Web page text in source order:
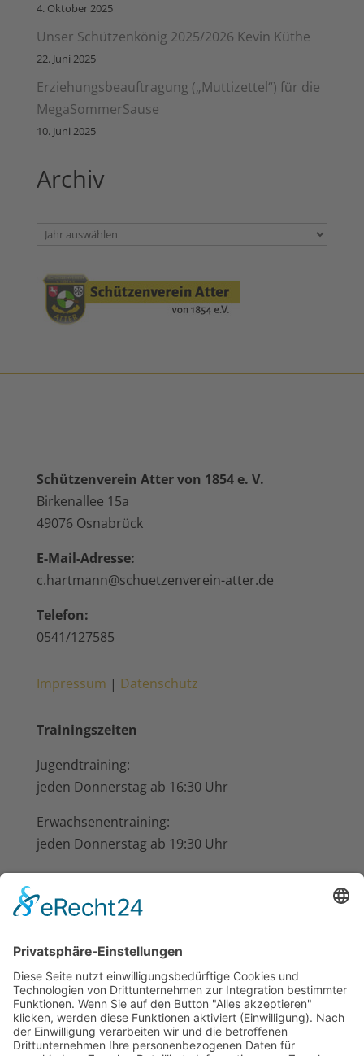
4. Oktober 2025
Unser Schützenkönig 2025/2026 Kevin Küthe
22. Juni 2025
Erziehungsbeauftragung („Muttizettel“) für die
MegaSommerSause
10. Juni 2025
Archiv
Archiv
Schützenverein Atter von 1854 e. V.
Birkenallee 15a
49076 Osnabrück
E-Mail-Adresse:
c.hartmann@schuetzenverein-atter.de
Telefon:
0541/127585
Impressum | Datenschutz
Trainingszeiten
Jugendtraining:
jeden Donnerstag ab 16:30 Uhr
Erwachsenentraining:
jeden Donnerstag ab 19:30 Uhr
im Schützenhaus beim Hotel-Restaurant
Busch-Atter, Eikesberg 51
Nächste Termine
AUG. 19:30-22:00 CEST